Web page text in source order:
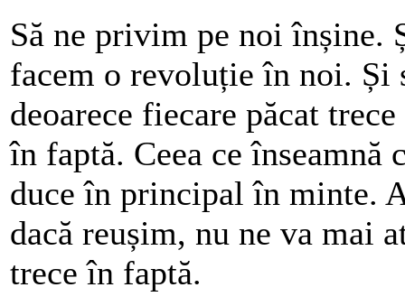
Să ne privim pe noi înșine.
facem o revoluție în noi. Și
deoarece fiecare păcat
în faptă. Ceea ce înseamnă
duce în principal în minte.
dacă reușim, nu ne va mai
trece în faptă.